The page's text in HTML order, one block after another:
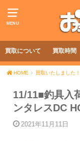
MENU
買取について 買取時間
HOME 買取いたしました！
11/11■釣具入
ンタレスDC
2021年11月11日